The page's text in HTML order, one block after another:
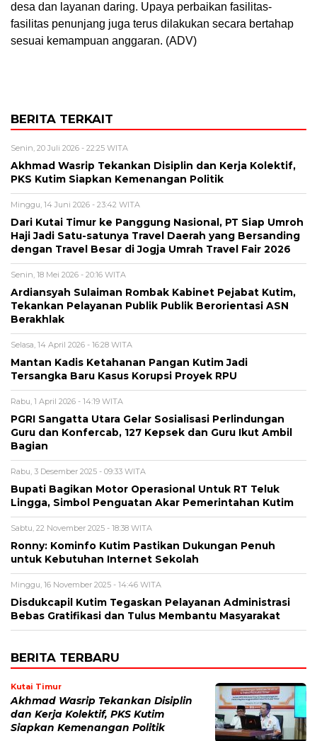
desa dan layanan daring. Upaya perbaikan fasilitas-
fasilitas penunjang juga terus dilakukan secara bertahap
sesuai kemampuan anggaran. (ADV)
BERITA TERKAIT
Senin, 20 Juli 2026 - 22:25 WITA
Akhmad Wasrip Tekankan Disiplin dan Kerja Kolektif,
PKS Kutim Siapkan Kemenangan Politik
Minggu, 14 Juni 2026 - 23:42 WITA
Dari Kutai Timur ke Panggung Nasional, PT Siap Umroh
Haji Jadi Satu-satunya Travel Daerah yang Bersanding
dengan Travel Besar di Jogja Umrah Travel Fair 2026
Senin, 18 Mei 2026 - 20:16 WITA
Ardiansyah Sulaiman Rombak Kabinet Pejabat Kutim,
Tekankan Pelayanan Publik Publik Berorientasi ASN
Berakhlak
Selasa, 14 April 2026 - 16:28 WITA
Mantan Kadis Ketahanan Pangan Kutim Jadi
Tersangka Baru Kasus Korupsi Proyek RPU
Rabu, 1 April 2026 - 14:19 WITA
PGRI Sangatta Utara Gelar Sosialisasi Perlindungan
Guru dan Konfercab, 127 Kepsek dan Guru Ikut Ambil
Bagian
Rabu, 3 Desember 2025 - 09:33 WITA
Bupati Bagikan Motor Operasional Untuk RT Teluk
Lingga, Simbol Penguatan Akar Pemerintahan Kutim
Sabtu, 22 November 2025 - 18:38 WITA
Ronny: Kominfo Kutim Pastikan Dukungan Penuh
untuk Kebutuhan Internet Sekolah
Minggu, 16 November 2025 - 14:46 WITA
Disdukcapil Kutim Tegaskan Pelayanan Administrasi
Bebas Gratifikasi dan Tulus Membantu Masyarakat
BERITA TERBARU
Kutai Timur
Akhmad Wasrip Tekankan Disiplin
dan Kerja Kolektif, PKS Kutim
Siapkan Kemenangan Politik